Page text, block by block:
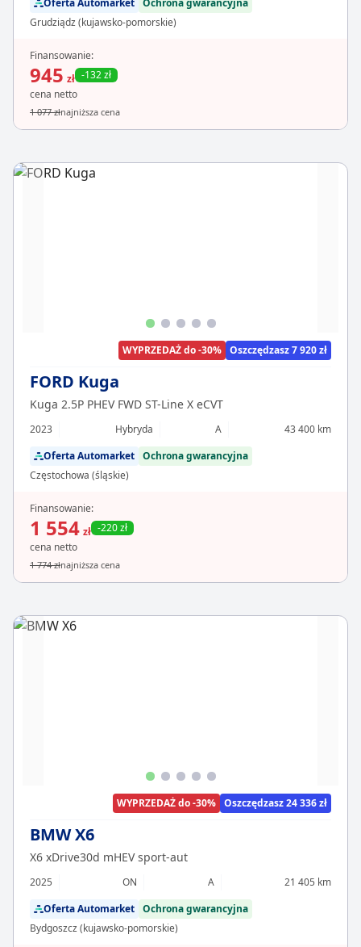
Oferta Automarket Ochrona gwarancyjna
Grudziądz (kujawsko-pomorskie)
Finansowanie:
945 zł -132 zł
cena netto
1 077 złnajniższa cena
WYPRZEDAŻ do -30% Oszczędzasz 7 920 zł
FORD Kuga
Kuga 2.5P PHEV FWD ST-Line X eCVT
2023 Hybryda A
43 400 km
Oferta Automarket Ochrona gwarancyjna
Częstochowa (śląskie)
Finansowanie:
1 554 zł -220 zł
cena netto
1 774 złnajniższa cena
WYPRZEDAŻ do -30% Oszczędzasz 24 336 zł
BMW X6
X6 xDrive30d mHEV sport-aut
2025 ON A
21 405 km
Oferta Automarket Ochrona gwarancyjna
Bydgoszcz (kujawsko-pomorskie)